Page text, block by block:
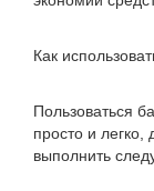
Как
Пользоваться
просто и
выполнить